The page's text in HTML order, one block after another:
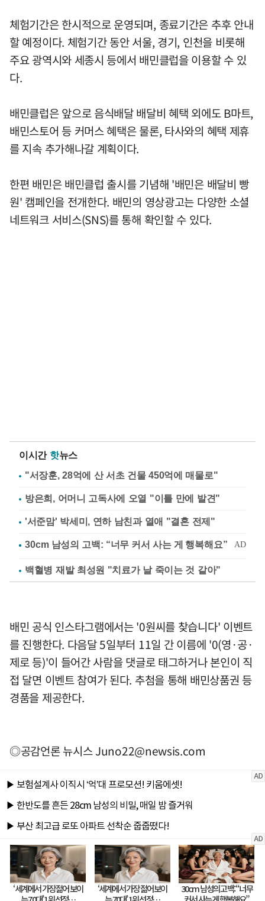
체험기간은 한시적으로 운영되며, 종료기간은 추후 안내
할 예정이다. 체험기간 동안 서울, 경기, 인천을 비롯해
주요 광역시와 세종시 등에서 배민클럽을 이용할 수 있
다.
배민클럽은 앞으로 음식배달 배달비 혜택 외에도 B마트,
배민스토어 등 커머스 혜택은 물론, 타사와의 혜택 제휴
를 지속 추가해나갈 계획이다.
한편 배민은 배민클럽 출시를 기념해 '배민은 배달비 빵
원' 캠페인을 전개한다. 배민의 영상광고는 다양한 소셜
네트워크 서비스(SNS)를 통해 확인할 수 있다.
이시간 핫뉴스
"서장훈, 28억에 산 서초 건물 450억에 매물로"
방은희, 어머니 고독사에 오열 "이틀 만에 발견"
'서준맘' 박세미, 연하 남친과 열애 "결혼 전제"
백혈병 재발 최성원 "치료가 날 죽이는 것 같아"
배민 공식 인스타그램에서는 '0원씨를 찾습니다' 이벤트
를 진행한다. 다음달 5일부터 11일 간 이름에 '0(영·공·
제로 등)'이 들어간 사람을 댓글로 태그하거나 본인이 직
접 달면 이벤트 참여가 된다. 추첨을 통해 배민상품권 등
경품을 제공한다.
◎공감언론 뉴시스Juno22@newsis.com